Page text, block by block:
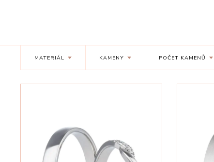
MATERIÁL KAMENY POČET KAMENŮ